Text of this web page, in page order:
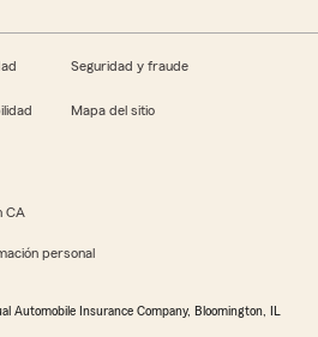
Seguridad y fraude
Mapa del sitio
CA
personal
Automobile Insurance Company, Bloomington, IL